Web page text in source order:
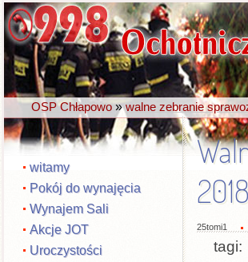
OSP Chłapowo » walne zebranie
witamy
Pokój do wynajęcia
Wynajem Sali
Akcje JOT
Uroczystości
25tomi1
tagi: